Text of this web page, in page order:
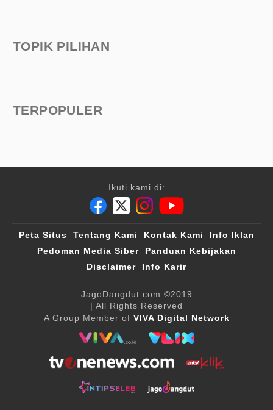
TOPIK PILIHAN
TERPOPULER
Ikuti kami di:
Peta Situs Tentang Kami Kontak Kami
Info Iklan
Pedoman Media Siber
Panduan Kebijakan
Disclaimer
Info Karir
JagoDangdut.com ©2019
| All Rights Reserved
A Group Member of VIVA Digital Network